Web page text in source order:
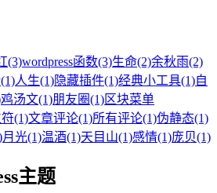
(3)wordpress函数(3)生命(2)余秋雨(2)
(1)人生(1)隐藏插件(1)经典小工具(1)自
鸡汤文(1)朋友圈(1)区块菜单
(1)文章评论(1)所有评论(1)伪静态(1)
月光(1)温酒(1)天目山(1)感情(1)庞贝(1)
主题